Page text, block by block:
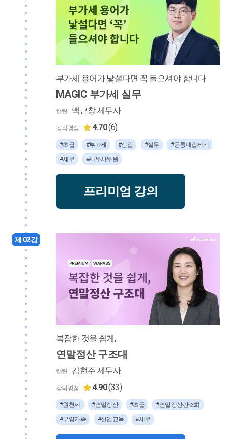
부가세 용어가 낯설다면 꼭 들으셔야 합니다
MAGIC 부가세 실무
캡틴 백근창 세무사
강의평점 4.70(6)
#초급 #부가세 #신입 #실무
#공통매입세액
#세무
#세무사무원
프리미엄 강의
제 02강
복잡한 것을 쉽게,
연말정산 구조대
캡틴 김현주 세무사
강의평점 4.90(33)
#원천세 #연말정산 #초급
#연말정산간소화
#부양가족
#신입교육 #세무